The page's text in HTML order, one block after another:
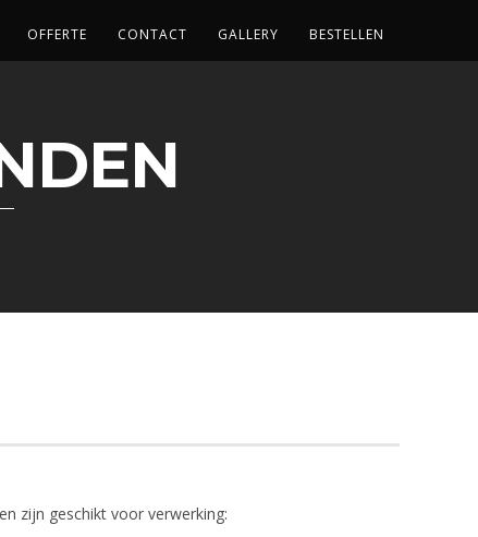
OFFERTE CONTACT GALLERY BESTELLEN
zijn geschikt voor verwerking: